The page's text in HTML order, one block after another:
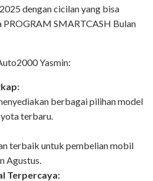
dengan cicilan yang bisa
PROGRAM SMARTCASH Bulan
Yasmin:
berbagai pilihan model
terbaru.
terbaik untuk pembelian mobil
Agustus.
Terpercaya: